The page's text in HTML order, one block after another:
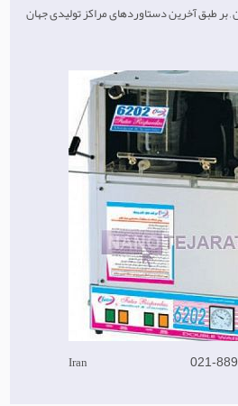
, بر طبق آخرین دستاوردهای مراکز تولیدی جهان
Iran 021-